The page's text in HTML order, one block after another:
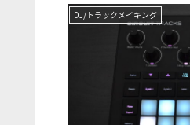
DJ/トラックメイキング